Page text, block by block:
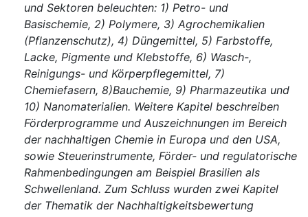
und Sektoren beleuchten: 1) Petro- und
Basischemie, 2) Polymere, 3) Agrochemikalien
(Pflanzenschutz), 4) Düngemittel, 5) Farbstoffe,
Lacke, Pigmente und Klebstoffe, 6) Wasch-,
Reinigungs- und Körperpflegemittel, 7)
Chemiefasern, 8)Bauchemie, 9) Pharmazeutika und
10) Nanomaterialien. Weitere Kapitel beschreiben
Förderprogramme und Auszeichnungen im Bereich
der nachhaltigen Chemie in Europa und den USA,
sowie Steuerinstrumente, Förder- und regulatorische
Rahmenbedingungen am Beispiel Brasilien als
Schwellenland. Zum Schluss wurden zwei Kapitel
der Thematik der Nachhaltigkeitsbewertung